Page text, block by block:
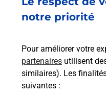
notre priorité
Pour améliorer votre
partenaires utilisent
similaires). Les
suivantes :
Fermé ouvre lundi
En savoir plus